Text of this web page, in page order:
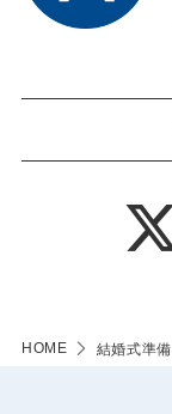
HOME 結婚式準備